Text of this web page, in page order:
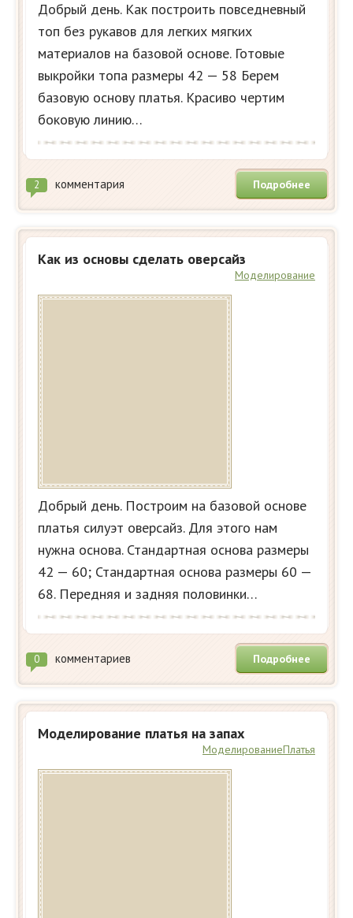
Добрый день. Как построить повседневный
топ без рукавов для легких мягких
материалов на базовой основе. Готовые
выкройки топа размеры 42 — 58 Берем
базовую основу платья. Красиво чертим
боковую линию…
2 комментария Подробнее
Как из основы сделать оверсайз
Моделирование
Добрый день. Построим на базовой основе
платья силуэт оверсайз. Для этого нам
нужна основа. Стандартная основа размеры
42 — 60; Стандартная основа размеры 60 —
68. Передняя и задняя половинки…
0 комментариев Подробнее
Моделирование платья на запах
МоделированиеПлатья